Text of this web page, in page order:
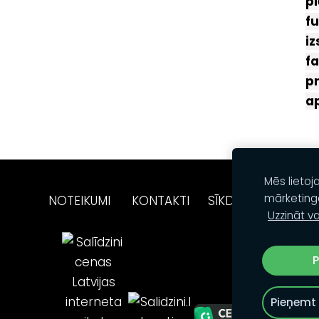
NOTEIKUMI KONTAKTI SĪKDATNES
Mēs
Uzzināt